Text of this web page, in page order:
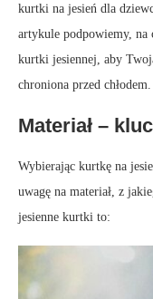
kurtki na jesień dla
artykule podpowiemy, na
kurtki jesiennej, aby
chroniona przed chłodem.
Materiał –
Wybierając kurtkę na
uwagę na materiał, z
jesienne kurtki to: